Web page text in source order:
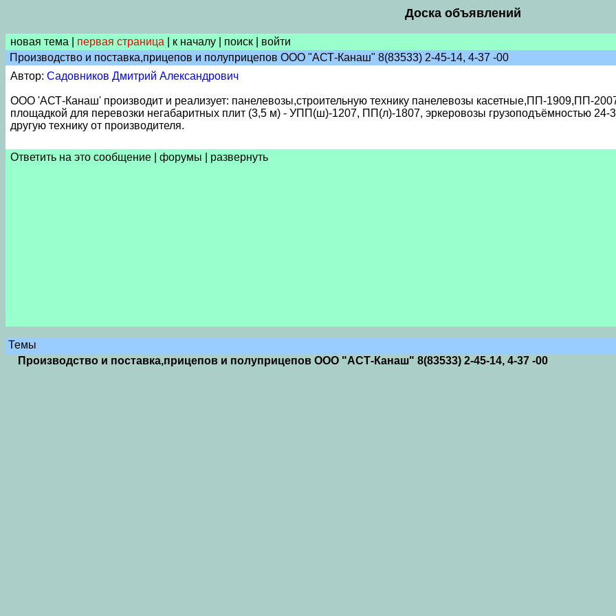
Доска объявлений
новая тема первая страница к началу поиск войти
Производство и поставка,прицепов и полуприцепов ООО "АСТ-Канаш" 8(83533) 2-45-14, 4-37 -00
Автор: Садовников Дмитрий Александрович
ООО 'АСТ-Канаш' производит и реализует: панелевозы,строительную технику панелевозы касетные,ПП-1909,ПП-
площадкой для перевозки негабаритных плит (3,5 м) - УПП(ш)-1207, ПП(л)-1807, эркеровозы грузоподъёмностью 24-
другую технику от производителя.
Ответить на это сообщение форумы
развернуть
Темы
Производство и поставка,прицепов и полуприцепов ООО "АСТ-Канаш" 8(83533) 2-45-14, 4-37 -00